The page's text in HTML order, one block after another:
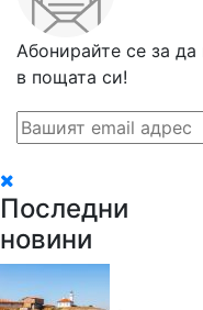
Абонирайте се за да
в пощата си!
Последни
новини